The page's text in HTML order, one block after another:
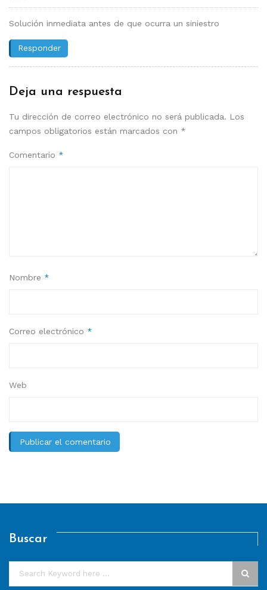
Solución inmediata antes de que ocurra un siniestro
Responder
Deja una respuesta
Tu dirección de correo electrónico no será publicada. Los
campos obligatorios están marcados con *
Comentario *
Nombre *
Correo electrónico *
Web
Buscar